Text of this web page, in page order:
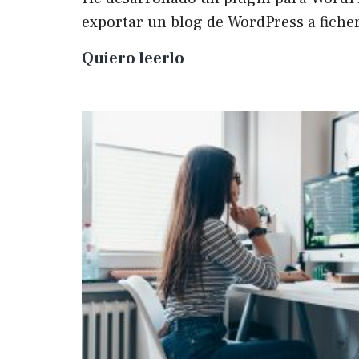
exportar un blog de WordPress a
Quiero leerlo
exportar
WP
a
Markdown